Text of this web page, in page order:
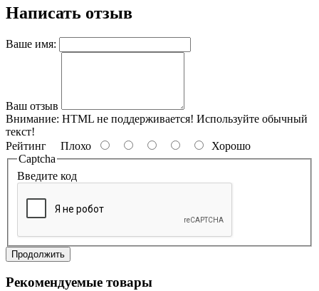
Написать отзыв
Ваше имя:
Ваш отзыв
Внимание: HTML не поддерживается! Используйте обычный
текст!
Рейтинг Плохо
Хорошо
Captcha
Введите код
Продолжить
Рекомендуемые товары